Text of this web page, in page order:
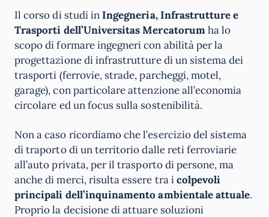
Il corso di studi inIngegneria, Infrastrutture e
Trasporti dell’Universitas Mercatorumha lo
scopo di formare ingegneri con abilità per la
progettazione di infrastrutture di un sistema dei
trasporti (ferrovie, strade, parcheggi, motel,
garage), con particolare attenzione all’economia
circolare ed un focus sulla sostenibilità.
Non a caso ricordiamo che l’esercizio del sistema
di traporto di un territorio dalle reti ferroviarie
all’auto privata, per il trasporto di persone, ma
anche di merci, risulta essere tra icolpevoli
principali dell’inquinamento ambientale attuale.
Proprio la decisione di attuare soluzioni